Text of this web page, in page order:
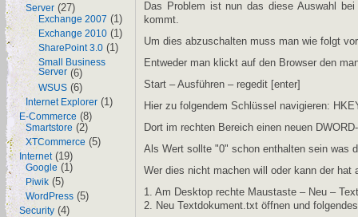
Server (27)
Exchange 2007 (1)
Exchange 2010 (1)
SharePoint 3.0 (1)
Small Business
Server (6)
WSUS (6)
Internet Explorer (1)
E-Commerce (8)
Smartstore (2)
XTCommerce (5)
Internet(19)
Google (1)
Piwik (5)
WordPress (5)
Security (4)
Das Problem ist nun das diese Auswahl
kommt.
Um dies abzuschalten muss man wie folgt
Entweder man klickt auf den Browser den
Start – Ausführen – regedit [enter]
Hier zu folgendem Schlüssel navigieren:
Dort im rechten Bereich einen neuen
Als Wert sollte "0" schon enthalten sein was
Wer dies nicht machen will oder kann der hat
1. Am Desktop rechte Maustaste – Neu –
2. Neu Textdokument.txt öffnen und